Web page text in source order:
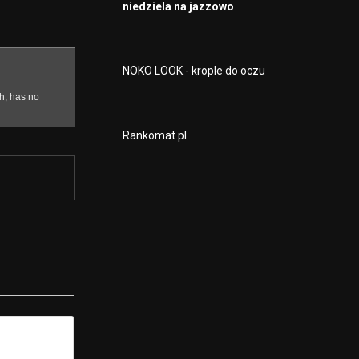
niedziela na jazzowo
NOKO LOOK - krople do oczu
Rankomat.pl